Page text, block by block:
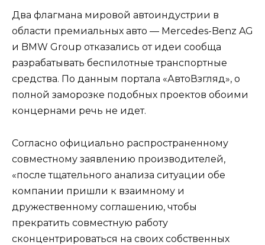
Два флагмана мировой автоиндустрии в
области премиальных авто — Mercedes-Benz AG
и BMW Group отказались от идеи сообща
разрабатывать беспилотные транспортные
средства. По данным портала «АвтоВзгляд», о
полной заморозке подобных проектов обоими
концернами речь не идет.
Согласно официально распространенному
совместному заявлению производителей,
«после тщательного анализа ситуации обе
компании пришли к взаимному и
дружественному соглашению, чтобы
прекратить совместную работу
сконцентрироваться на своих собственных